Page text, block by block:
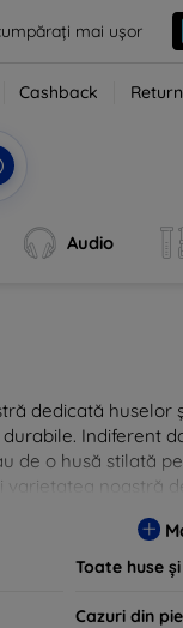
mai ușor
Cashback
Audio
dedicată
Indiferent
de o husă stilată
varietatea noastră
Toate huse
Cazuri din